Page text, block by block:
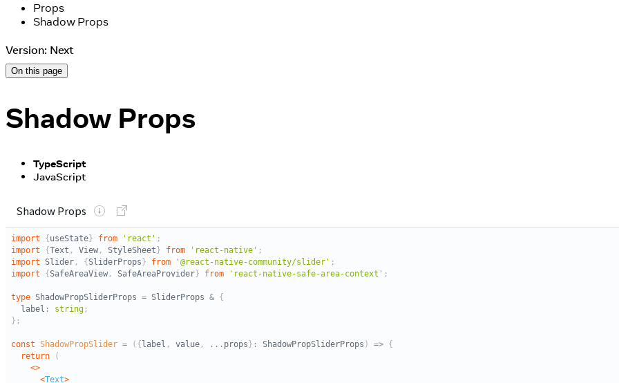
Props
Shadow Props
Version: Next
On this page
Shadow Props
TypeScript
JavaScript